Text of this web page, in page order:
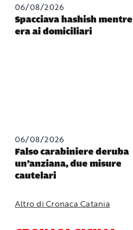
06/08/2026
Spacciava hashish mentre
era ai domiciliari
06/08/2026
Falso carabiniere deruba
un’anziana, due misure
cautelari
Altro di Cronaca Catania